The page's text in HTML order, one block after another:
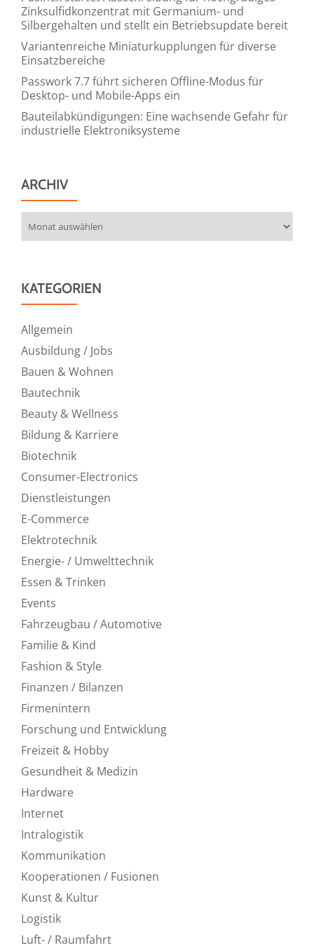
Zinksulfidkonzentrat mit Germanium- und
Silbergehalten und stellt ein Betriebsupdate bereit
Variantenreiche Miniaturkupplungen für diverse
Einsatzbereiche
Passwork 7.7 führt sicheren Offline-Modus für
Desktop- und Mobile-Apps ein
Bauteilabkündigungen: Eine wachsende Gefahr für
industrielle Elektroniksysteme
ARCHIV
KATEGORIEN
Allgemein
Ausbildung / Jobs
Bauen & Wohnen
Bautechnik
Beauty & Wellness
Bildung & Karriere
Biotechnik
Consumer-Electronics
Dienstleistungen
E-Commerce
Elektrotechnik
Energie- / Umwelttechnik
Essen & Trinken
Events
Fahrzeugbau / Automotive
Familie & Kind
Fashion & Style
Finanzen / Bilanzen
Firmenintern
Forschung und Entwicklung
Freizeit & Hobby
Gesundheit & Medizin
Hardware
Internet
Intralogistik
Kommunikation
Kooperationen / Fusionen
Kunst & Kultur
Logistik
Luft- / Raumfahrt